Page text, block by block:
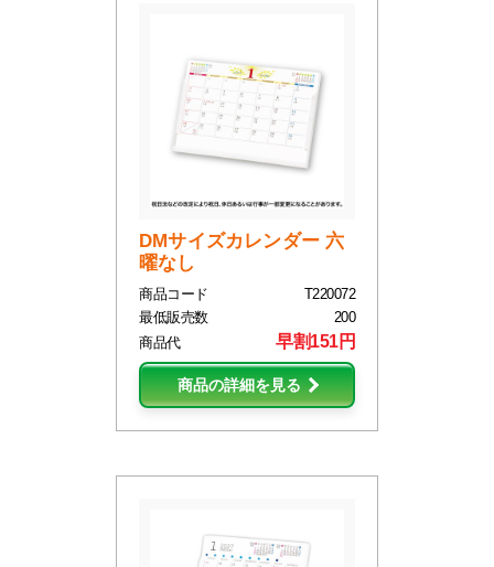
DMサイズカレンダー 六
曜なし
商品コード
T220072
最低販売数
200
商品代
早割151円
商品の詳細を見る